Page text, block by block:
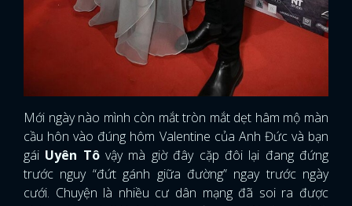
Mới ngày nào mình còn mắt tròn mắt dẹt hâm mộ màn
cầu hôn vào đúng hôm Valentine của Anh Đức và bạn
gái Uyên Tôvậy mà giờ đây cặp đôi lại đang đứng
trước nguy “đứt gánh giữa đường” ngay trước ngày
cưới. Chuyện là nhiều cư dân mạng đã soi ra được